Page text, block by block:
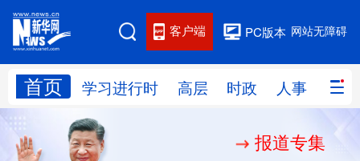
网站无障碍
PC版本
客户端
首页 学习进行时 高层 时政 人事 国际
网站地图
学习进行时 人事
报道专集